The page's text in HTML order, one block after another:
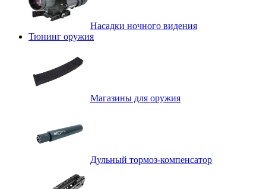
Насадки ночного видения
Тюнинг оружия
Магазины для оружия
Дульный тормоз-компенсатор